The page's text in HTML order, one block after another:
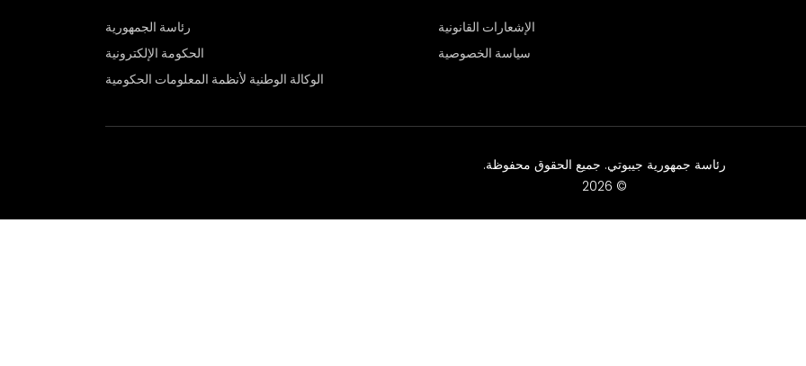
الإشعارات القانونية
سياسة الخصوصية
رئاسة الجمهورية
الحكومة الإلكترونية
الوكالة الوطنية لأنظمة المعلومات الحكومية
رئاسة جمهورية جيبوتي. جميع الحقوق محفوظة.
© 2026